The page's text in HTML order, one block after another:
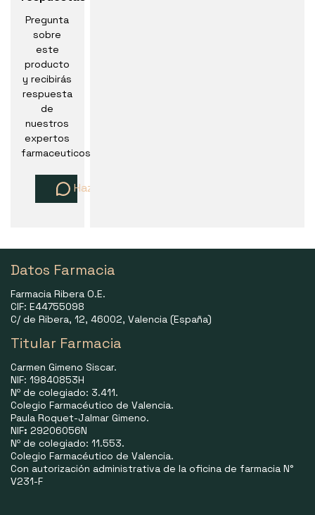
Pregunta
sobre
este
producto
y recibirás
respuesta
de
nuestros
expertos
farmaceuticos
Haz una pregunta
Datos Farmacia
Farmacia Ribera O.E.
CIF: E44755098
C/ de Ribera, 12, 46002, Valencia (España)
Titular Farmacia
Carmen Gimeno Siscar.
NIF: 19840853H
Nº de colegiado: 3.411.
Colegio Farmacéutico de Valencia.
Paula Roquet-Jalmar Gimeno.
NIF: 29206056N
Nº de colegiado: 11.553.
Colegio Farmacéutico de Valencia.
Con autorización administrativa de la oficina de farmacia N°
V231-F